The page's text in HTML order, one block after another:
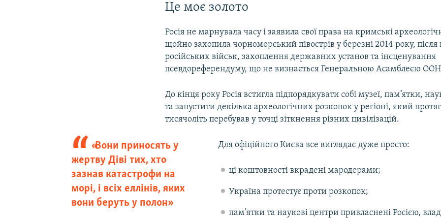
Це моє золото
Росія не марнувала часу і заявила свої права на кримські
щойно захопила чорноморський півострів у березні 2014 року, після
російських військ, захоплення державних установ та інсценування
псевдореферендуму, що не визнається Генеральною Асамблеєю
До кінця року Росія встигла підпорядкувати собі музеї, пам’ятки,
та запустити декілька археологічних розкопок у регіоні, який
тисячоліть перебував у точці зіткнення різних цивілізацій.
«Вони приносять у
жертву Діві тих, хто
зазнав катастрофи на
морі, і всіх еллінів, яких
вони беруть у полон»
Для офіційного Києва все виглядає дуже просто:
ці коштовності вкрадені мародерами;
Україна протестує проти розкопок;
пам’ятки та наукові центри привласнені Росією,